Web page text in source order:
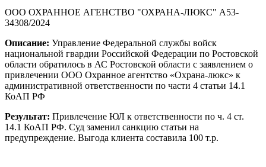
ООО ОХРАННОЕ АГЕНСТВО "ОХРАНА-ЛЮКС" А53-
34308/2024
Описание: Управление Федеральной службы войск
национальной гвардии Российской Федерации по Ростовской
области обратилось в АС Ростовской области с заявлением о
привлечении ООО Охранное агентство «Охрана-люкс» к
административной ответственности по части 4 статьи 14.1
КоАП РФ
Результат: Привлечение ЮЛ к ответственности по ч. 4 ст.
14.1 КоАП РФ. Суд заменил санкцию статьи на
предупреждение. Выгода клиента составила 100 т.р.